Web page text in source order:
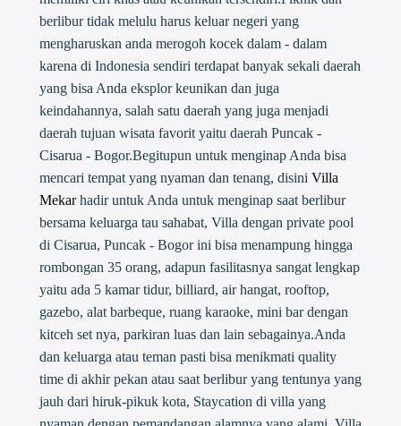
berlibur tidak melulu harus keluar negeri yang
mengharuskan anda merogoh kocek dalam - dalam
karena di Indonesia sendiri terdapat banyak sekali daerah
yang bisa Anda eksplor keunikan dan juga
keindahannya, salah satu daerah yang juga menjadi
daerah tujuan wisata favorit yaitu daerah Puncak -
Cisarua - Bogor.Begitupun untuk menginap Anda bisa
mencari tempat yang nyaman dan tenang, disini Villa
Mekarhadir untuk Anda untuk menginap saat berlibur
bersama keluarga tau sahabat, Villa dengan private pool
di Cisarua, Puncak - Bogor ini bisa menampung hingga
rombongan 35 orang, adapun fasilitasnya sangat lengkap
yaitu ada 5 kamar tidur, billiard, air hangat, rooftop,
gazebo, alat barbeque, ruang karaoke, mini bar dengan
kitceh set nya, parkiran luas dan lain sebagainya.Anda
dan keluarga atau teman pasti bisa menikmati quality
time di akhir pekan atau saat berlibur yang tentunya yang
jauh dari hiruk-pikuk kota, Staycation di villa yang